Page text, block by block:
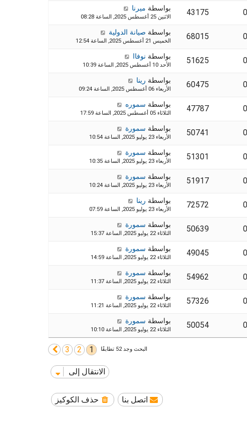
0
43175 بواسطة ميرنا
الاثنين 25 أغسطس 2025, الساعة 08:28
0
68015 بواسطة صيانة الدولية
الخميس 21 أغسطس 2025, الساعة 12:54
0
51625 بواسطة نوفاا
الأحد 10 أغسطس 2025, الساعة 10:39
0
60475 بواسطة رينا
الأربعاء 06 أغسطس 2025, الساعة 09:24
0
47787 بواسطة سموره
الثلاثاء 05 أغسطس 2025, الساعة 17:59
0
50741 بواسطة سمورة
الأربعاء 23 يوليو 2025, الساعة 10:54
0
51301 بواسطة سمورة
الأربعاء 23 يوليو 2025, الساعة 10:35
0
51917 بواسطة سمورة
الأربعاء 23 يوليو 2025, الساعة 10:24
0
72572 بواسطة رينا
الأربعاء 23 يوليو 2025, الساعة 07:59
0
50639 بواسطة سمورة
الثلاثاء 22 يوليو 2025, الساعة 15:37
0
49045 بواسطة سمورة
الثلاثاء 22 يوليو 2025, الساعة 14:59
0
54962 بواسطة سمورة
الثلاثاء 22 يوليو 2025, الساعة 11:37
0
57326 بواسطة سمورة
الثلاثاء 22 يوليو 2025, الساعة 11:21
0
50054 بواسطة سمورة
الثلاثاء 22 يوليو 2025, الساعة 10:10
البحث وجد 52 تطابقًا 1
2
3التالي
الانتقال إلى
حذف الكوكيز اتصل بنا